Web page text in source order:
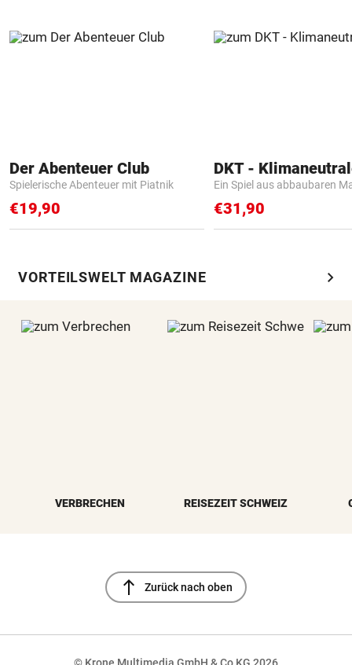
Der Abenteuer Club
Spielerische Abenteuer mit Piatnik
€19,90
Ein Spiel aus abbaubaren
€31,90
VORTEILSWELT MAGAZINE chevron_right
VERBRECHEN REISEZEIT SCHWEIZ
north Zurück nach oben
© Krone Multimedia GmbH & Co KG 2026